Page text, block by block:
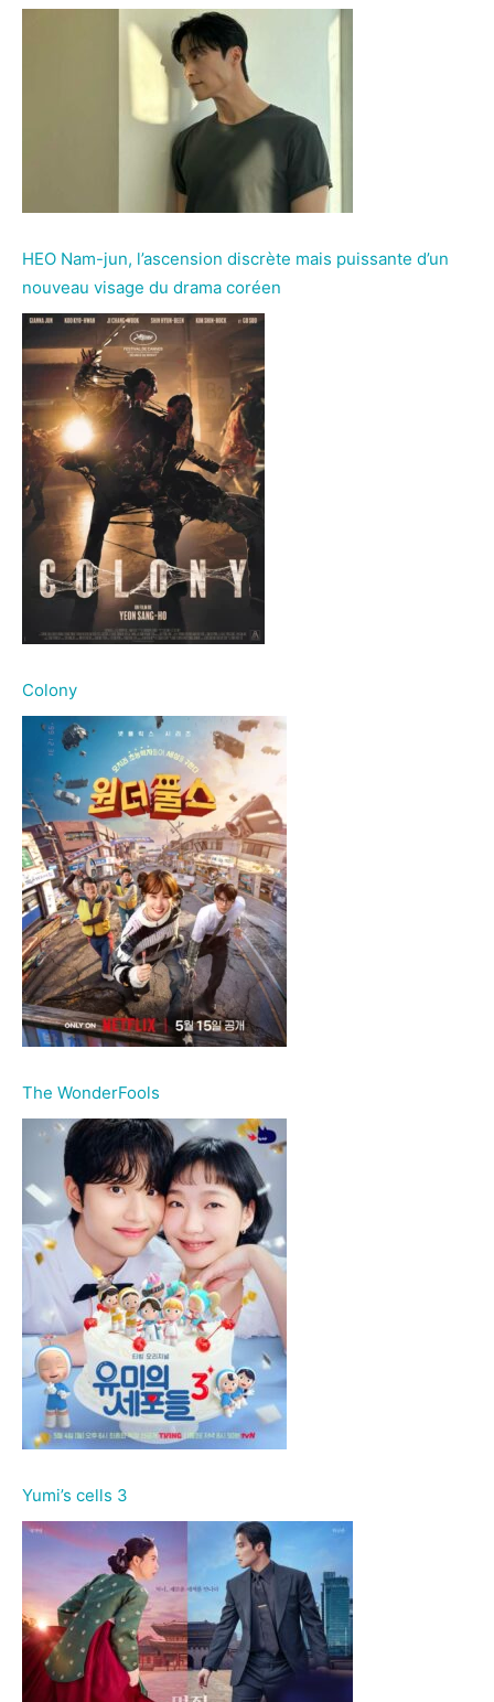
HEO Nam-jun, l’ascension discrète mais puissante d’un
nouveau visage du drama coréen
Colony
The WonderFools
Yumi’s cells 3